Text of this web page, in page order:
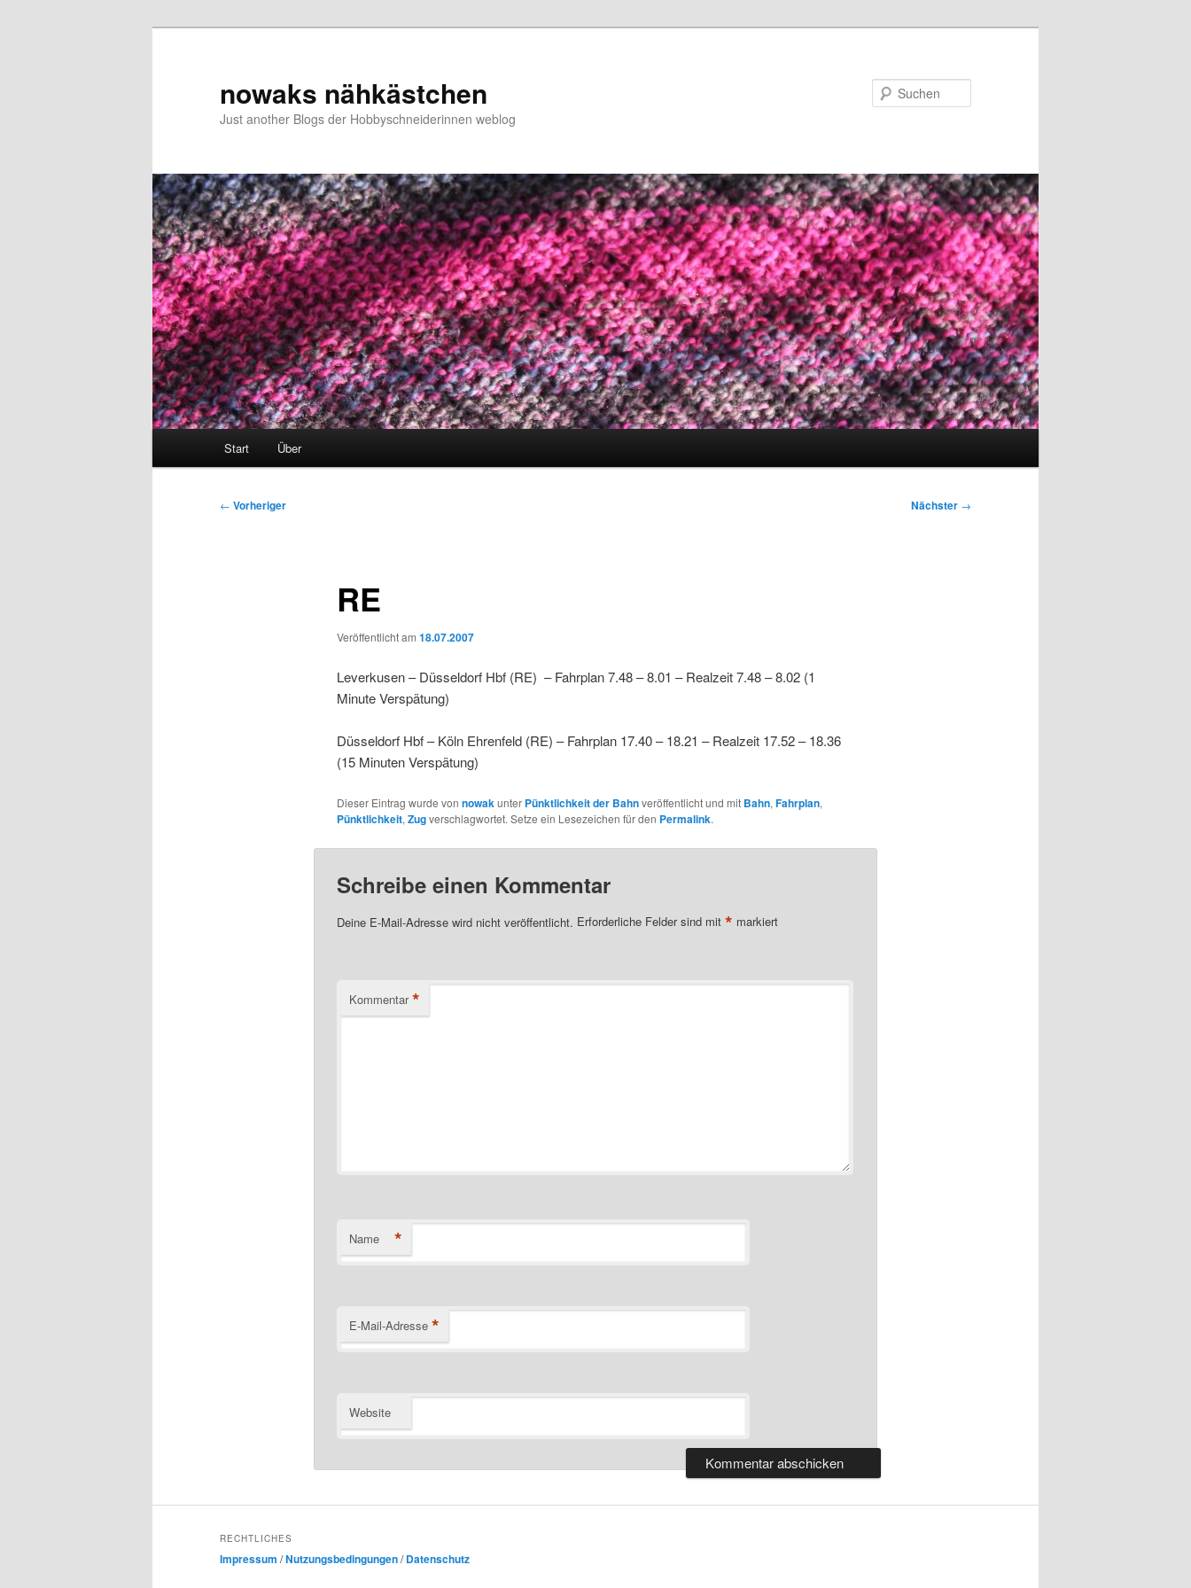
nowaks nähkästchen
Just another Blogs der Hobbyschneiderinnen weblog
Start Über
Beitragsnavigation
← Vorheriger Nächster →
RE
Veröffentlicht am 18.07.2007
Leverkusen – Düsseldorf Hbf (RE) – Fahrplan 7.48 – 8.01 – Realzeit 7.48 – 8.02 (1
Minute Verspätung)
Düsseldorf Hbf – Köln Ehrenfeld (RE) – Fahrplan 17.40 – 18.21 – Realzeit 17.52 – 18.36
(15 Minuten Verspätung)
Dieser Eintrag wurde von nowakunter Pünktlichkeit der Bahnveröffentlicht und mit Bahn, Fahrplan,
Pünktlichkeit, Zugverschlagwortet. Setze ein Lesezeichen für den Permalink.
Schreibe einen Kommentar
Deine E-Mail-Adresse wird nicht veröffentlicht. Erforderliche Felder sind mit * markiert
Kommentar *
Name *
E-Mail-Adresse *
Website
RECHTLICHES
Impressum /Nutzungsbedingungen/Datenschutz